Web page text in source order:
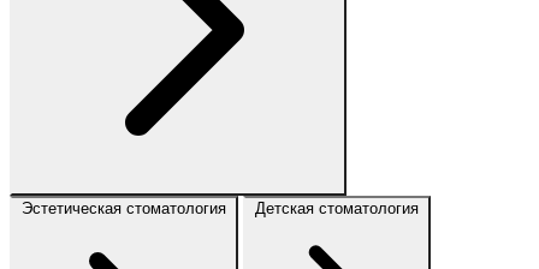
Эстетическая стоматология Детская стоматология